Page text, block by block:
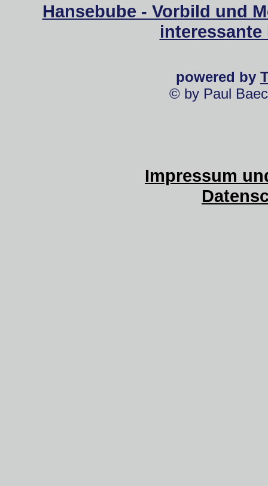
Hansebube - Vorbild und
powered by
© by Paul
Impressum